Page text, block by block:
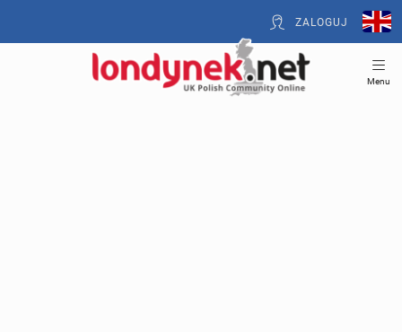
ZALOGUJ
Menu